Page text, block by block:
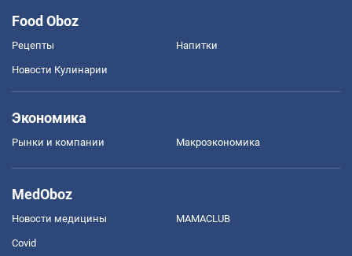
Food Oboz
Рецепты Напитки
Новости Кулинарии
Экономика
Рынки и компании Mакроэкономика
MedOboz
Новости медицины MAMACLUB
Covid